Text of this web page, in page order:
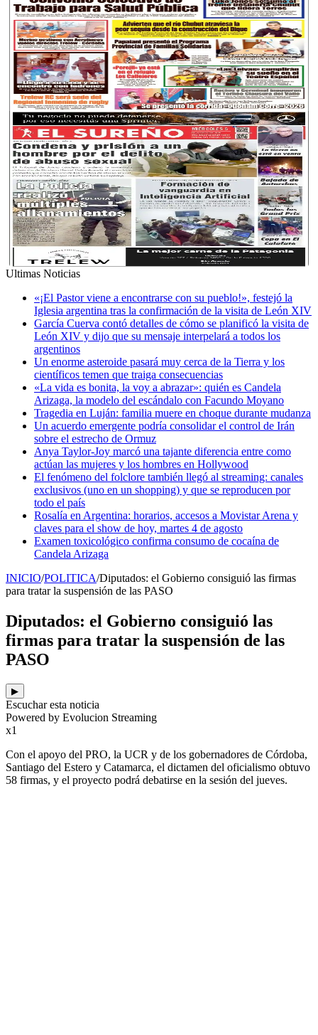
Ultimas Noticias
«¡El Pastor viene a encontrarse con su pueblo!», festejó la
Iglesia argentina tras la confirmación de la visita de León XIV
García Cuerva contó detalles de cómo se planificó la visita de
León XIV y dijo que su mensaje interpelará a todos los
argentinos
Un enorme asteroide pasará muy cerca de la Tierra y los
científicos temen que traiga consecuencias
«La vida es bonita, la voy a abrazar»: quién es Candela
Arizaga, la modelo del escándalo con Facundo Moyano
Tragedia en Luján: familia muere en choque durante mudanza
Un acuerdo emergente podría consolidar el control de Irán
sobre el estrecho de Ormuz
Anya Taylor-Joy marcó una tajante diferencia entre como
actúan las mujeres y los hombres en Hollywood
El fenómeno del folclore también llegó al streaming: canales
exclusivos (uno en un shopping) y que se reproducen por
todo el país
Rosalía en Argentina: horarios, accesos a Movistar Arena y
claves para el show de hoy, martes 4 de agosto
Examen toxicológico confirma consumo de cocaína de
Candela Arizaga
INICIO/POLITICA/Diputados: el Gobierno consiguió las firmas
para tratar la suspensión de las PASO
Diputados: el Gobierno consiguió las
firmas para tratar la suspensión de las
PASO
▶
Escuchar esta noticia
Powered by Evolucion Streaming
x1
Con el apoyo del PRO, la UCR y de los gobernadores de Córdoba,
Santiago del Estero y Catamarca, el dictamen del oficialismo obtuvo
58 firmas, y el proyecto podrá debatirse en la sesión del jueves.